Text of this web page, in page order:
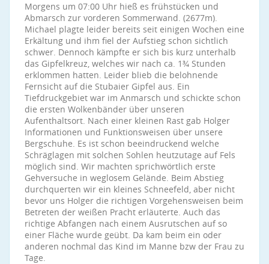
Morgens um 07:00 Uhr hieß es frühstücken und
Abmarsch zur vorderen Sommerwand. (2677m).
Michael plagte leider bereits seit einigen Wochen eine
Erkältung und ihm fiel der Aufstieg schon sichtlich
schwer. Dennoch kämpfte er sich bis kurz unterhalb
das Gipfelkreuz, welches wir nach ca. 1¾ Stunden
erklommen hatten. Leider blieb die belohnende
Fernsicht auf die Stubaier Gipfel aus. Ein
Tiefdruckgebiet war im Anmarsch und schickte schon
die ersten Wolkenbänder über unseren
Aufenthaltsort. Nach einer kleinen Rast gab Holger
Informationen und Funktionsweisen über unsere
Bergschuhe. Es ist schon beeindruckend welche
Schräglagen mit solchen Sohlen heutzutage auf Fels
möglich sind. Wir machten sprichwörtlich erste
Gehversuche in weglosem Gelände. Beim Abstieg
durchquerten wir ein kleines Schneefeld, aber nicht
bevor uns Holger die richtigen Vorgehensweisen beim
Betreten der weißen Pracht erläuterte. Auch das
richtige Abfangen nach einem Ausrutschen auf so
einer Fläche wurde geübt. Da kam beim ein oder
anderen nochmal das Kind im Manne bzw der Frau zu
Tage.